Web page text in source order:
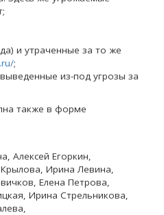
и утраченные за то же
;
из-под угрозы за
также в форме
Алексей Егоркин,
Ирина Левина,
Елена Петрова,
Ирина Стрельникова,